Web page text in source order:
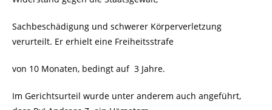
Sachbeschädigung und schwerer Körperverletzung
verurteilt. Er erhielt eine Freiheitsstrafe
von 10 Monaten, bedingt auf 3 Jahre.
Im Gerichtsurteil wurde unter anderem auch angeführt,